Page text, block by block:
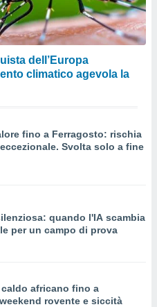
dell’Europa
climatico agevola la
fino a Ferragosto: rischia
Svolta solo a fine
quando l'IA scambia
per un campo di prova
caldo africano fino a
rovente e siccità